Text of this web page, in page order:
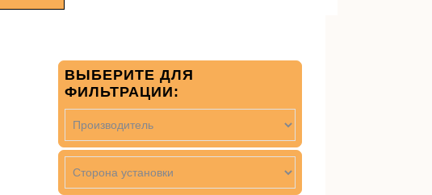
ВЫБЕРИТЕ ДЛЯ
ФИЛЬТРАЦИИ: